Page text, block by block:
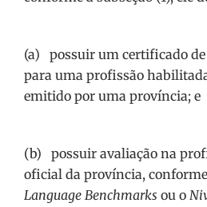
(a) possuir um certificado
para uma profissão
emitido por uma província; e
(b) possuir avaliação na
oficial da província,
Language Benchmarks ou o